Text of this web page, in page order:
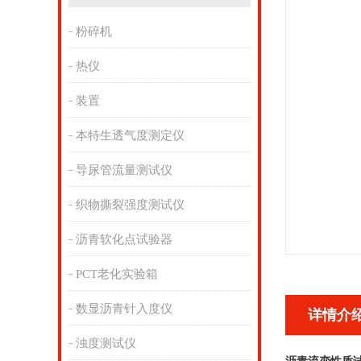
粉碎机
热仪
装置
本特生透气度测定仪
导尿管流量测试仪
织物撕裂强度测试仪
沥青软化点试验器
PCT老化实验箱
数显沥青针入度仪
浊度测试仪
详情介